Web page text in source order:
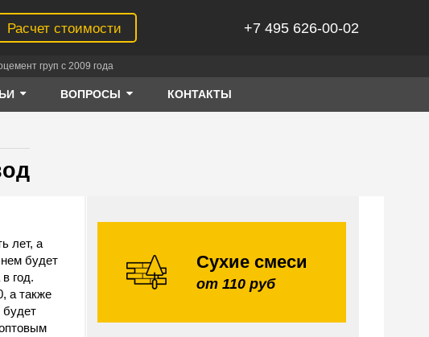
Расчет стоимости +7 495 626-00-02
груп с 2009 года
ВОПРОСЫ КОНТАКТЫ
лет, а
будет
год.
а также
будет
Сухие смеси
от 110 руб